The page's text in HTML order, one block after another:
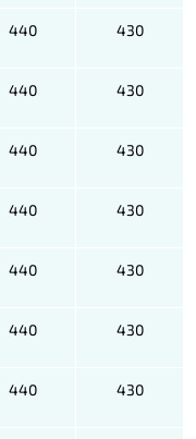
440 430
440 430
440 430
440 430
440 430
440 430
440 430